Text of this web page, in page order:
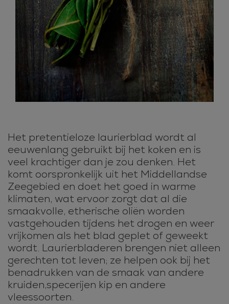
Het pretentieloze laurierblad wordt al
eeuwenlang gebruikt bij het koken en is
veel krachtiger dan je zou denken. Het
komt oorspronkelijk uit het Middellandse
Zeegebied en doet het goed in warme
klimaten, wat ervoor zorgt dat al die
smaakvolle, etherische oliën worden
vastgehouden tijdens het drogen en weer
vrijkomen als het blad geplet of geweekt
wordt. Laurierbladeren brengen niet alleen
gerechten tot leven; ze helpen ook bij het
benadrukken van de smaak van andere
kruiden,specerijen kip en andere
vleessoorten.